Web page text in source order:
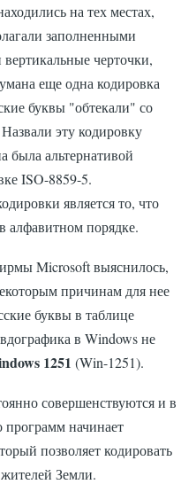
на тех местах,
заполненными
черточки,
еще одна кодировка
буквы "обтекали" со
эту кодировку
была альтернативой
ISO-8859-5.
является то, что
алфавитном порядке.
Microsoft выяснилось,
причинам для нее
буквы в таблице
в Windows не
1251 (Win-1251).
совершенствуются и в
программ начинает
позволяет кодировать
Земли.